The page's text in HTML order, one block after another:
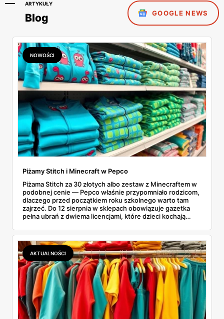
ARTYKUŁY
Blog GOOGLE NEWS
NOWOŚCI
Piżamy Stitch i Minecraft w Pepco
Piżama Stitch za 30 złotych albo zestaw z Minecraftem w
podobnej cenie — Pepco właśnie przypomniało rodzicom,
dlaczego przed początkiem roku szkolnego warto tam
zajrzeć. Do 12 sierpnia w sklepach obowiązuje gazetka
pełna ubrań z dwiema licencjami, które dzieci kochają
ceny z Sinsay, Reserved i H&M. I powiem szczerze:
różnice bywają większe, niż się spodziewałam. Sprawdź,
co dokładnie znajdziesz na półkach i dlaczego lepiej się
pospieszyć.
AKTUALNOŚCI